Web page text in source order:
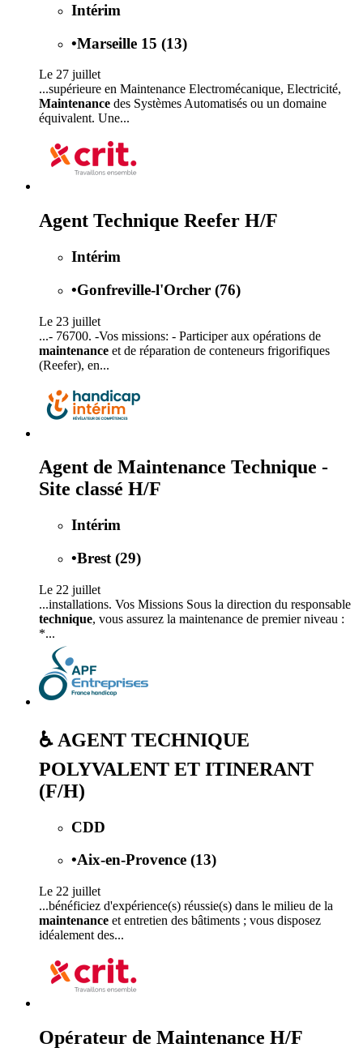
Intérim
•Marseille 15 (13)
Le 27 juillet
...supérieure en Maintenance Electromécanique, Electricité,
Maintenance des Systèmes Automatisés ou un domaine
équivalent. Une...
Agent Technique Reefer H/F
Intérim
•Gonfreville-l'Orcher (76)
Le 23 juillet
...- 76700. -Vos missions: - Participer aux opérations de
maintenance et de réparation de conteneurs frigorifiques
(Reefer), en...
Agent de Maintenance Technique -
Site classé H/F
Intérim
•Brest (29)
Le 22 juillet
...installations. Vos Missions Sous la direction du responsable
technique, vous assurez la maintenance de premier niveau :
*...
♿ AGENT TECHNIQUE
POLYVALENT ET ITINERANT
(F/H)
CDD
•Aix-en-Provence (13)
Le 22 juillet
...bénéficiez d'expérience(s) réussie(s) dans le milieu de la
maintenance et entretien des bâtiments ; vous disposez
idéalement des...
Opérateur de Maintenance H/F